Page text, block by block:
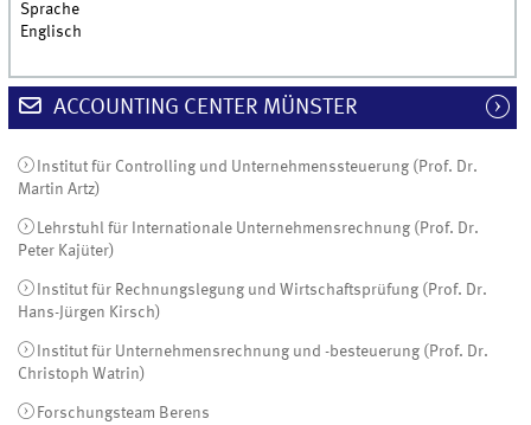
Sprache
Englisch
ACCOUNTING CENTER MÜNSTER
Institut für Controlling und Unternehmenssteuerung (Prof. Dr.
Martin Artz)
Lehrstuhl für Internationale Unternehmensrechnung (Prof. Dr.
Peter Kajüter)
Institut für Rechnungslegung und Wirtschaftsprüfung (Prof. Dr.
Hans-Jürgen Kirsch)
Institut für Unternehmensrechnung und -besteuerung (Prof. Dr.
Christoph Watrin)
Forschungsteam Berens